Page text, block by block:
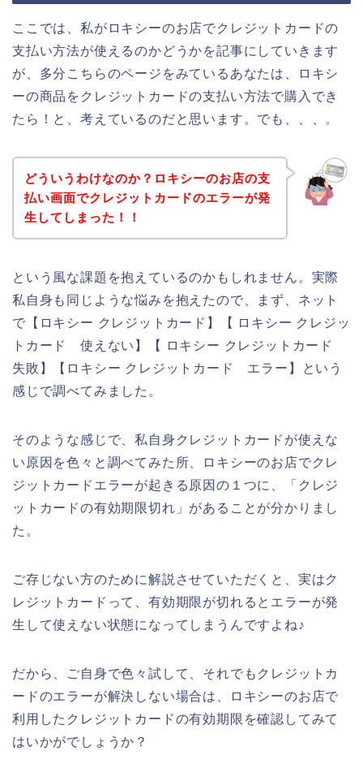
ここでは、私がロキシーのお店でクレジットカードの
支払い方法が使えるのかどうかを記事にしていきます
が、多分こちらのページをみているあなたは、ロキシ
ーの商品をクレジットカードの支払い方法で購入でき
たら！と、考えているのだと思います。でも、、、。
どういうわけなのか？ロキシーのお店の支
払い画面でクレジットカードのエラーが発
生してしまった！！
という風な課題を抱えているのかもしれません。実際
私自身も同じような悩みを抱えたので、まず、ネット
で【ロキシー クレジットカード】【 ロキシー クレジッ
トカード 使えない】【 ロキシー クレジットカード
失敗】【ロキシー クレジットカード エラー】という
感じで調べてみました。
そのような感じで、私自身クレジットカードが使えな
い原因を色々と調べてみた所、ロキシーのお店でクレ
ジットカードエラーが起きる原因の１つに、「クレジ
ットカードの有効期限切れ」があることが分かりまし
た。
ご存じない方のために解説させていただくと、実はク
レジットカードって、有効期限が切れるとエラーが発
生して使えない状態になってしまうんですよね♪
だから、ご自身で色々試して、それでもクレジットカ
ードのエラーが解決しない場合は、ロキシーのお店で
利用したクレジットカードの有効期限を確認してみて
はいかがでしょうか？